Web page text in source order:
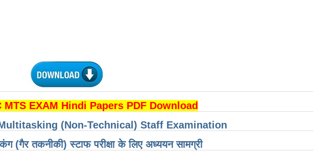
MTS EXAM Hindi Papers PDF Download
(Non-Technical) Staff Examination
(गैर तकनीकी) स्टाफ परीक्षा के लिए अध्ययन सामग्री